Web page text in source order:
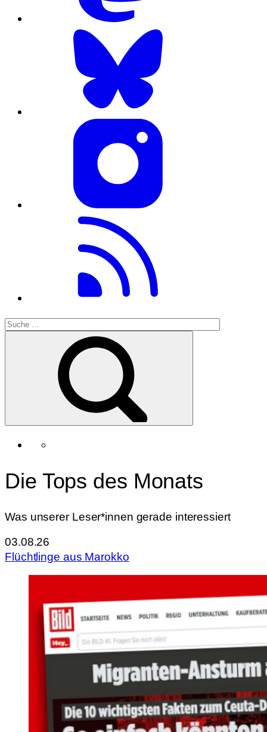
Die Tops des Monats
Was unserer Leser*innen gerade interessiert
03.08.26
Flüchtlinge aus Marokko